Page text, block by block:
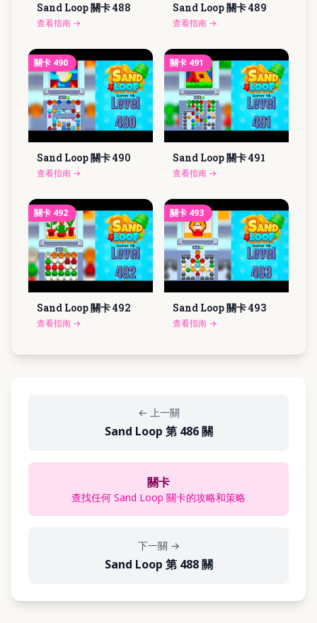
Sand Loop 關卡488
查看指南 →
Sand Loop 關卡489
查看指南 →
關卡 490
Sand Loop 關卡490
查看指南 →
關卡 491
Sand Loop 關卡491
查看指南 →
關卡 492
Sand Loop 關卡492
查看指南 →
關卡 493
Sand Loop 關卡493
查看指南 →
← 上一關
Sand Loop 第 486 關
關卡
查找任何 Sand Loop 關卡的攻略和策略
下一關 →
Sand Loop 第 488 關